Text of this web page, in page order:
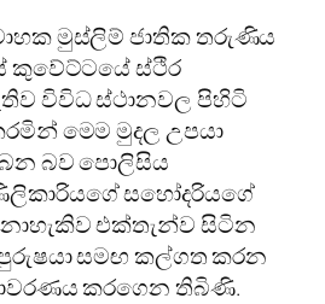
මුස්ලිම් ජාතික තරුණිය
කුවේට්ටයේ ස්ථිර
විවිධ ස්ථානවල පිහිටි
මෙම මුදල උපයා
බව පොලිසිය
සහෝදරියගේ
එක්තැන්ව සිටින
සමඟ කල්ගත කරන
කරගෙන තිබිණි.